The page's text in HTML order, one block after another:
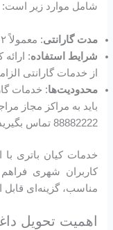
شامل موارد زیر است:
مدت گارانتی: معمولاً ۱۲ تا ۱۵ ماه، بسته به مدل باتری.
شرایط استفاده:
از خدمات گارانتی
محدودیت‌ها: خدمات
باید به مراکز مجاز
88882222 تماس بگیرید.
خدمات کیان باتری
کاربران شهری فراهم
مناسب، گزینه‌ای قابل
اهمیت تحویل